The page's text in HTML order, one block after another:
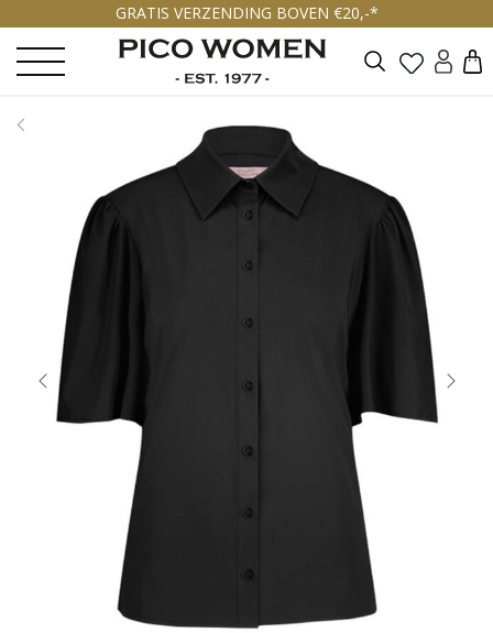
GRATIS VERZENDING BOVEN €20,-*
Zoeken